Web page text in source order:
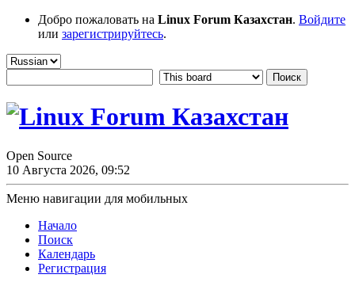
Добро пожаловать на Linux Forum Казахстан. Войдите
или зарегистрируйтесь.
Open Source
10 Августа 2026, 09:52
Меню навигации для мобильных
Начало
Поиск
Календарь
Регистрация